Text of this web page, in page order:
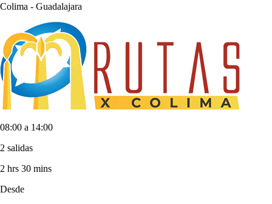
Colima - Guadalajara
08:00 a 14:00
2 salidas
2 hrs 30 mins
Desde